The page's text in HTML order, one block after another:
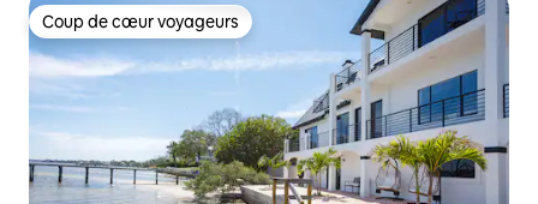
Coup de cœur voyageurs
Coup de cœur voyageurs